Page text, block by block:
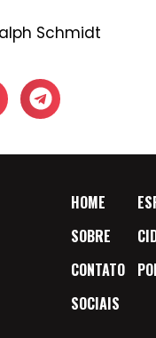
Schmidt
HOME
SOBRE
CONTATO
SOCIAIS